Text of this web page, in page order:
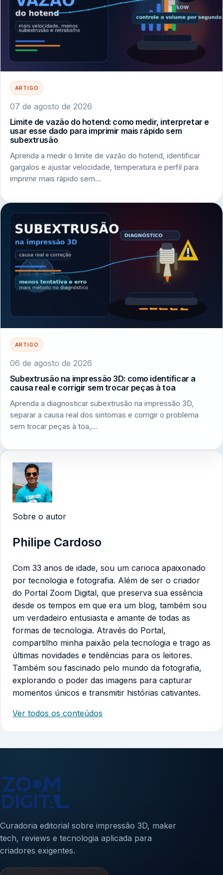
ARTIGO
07 de agosto de 2026
Limite de vazão do hotend: como medir, interpretar e
usar esse dado para imprimir mais rápido sem
subextrusão
Aprenda a medir o limite de vazão do hotend, identificar
gargalos e ajustar velocidade, temperatura e perfil para
imprimir mais rápido sem…
ARTIGO
06 de agosto de 2026
Subextrusão na impressão 3D: como identificar a
causa real e corrigir sem trocar peças à toa
Aprenda a diagnosticar subextrusão na impressão 3D,
separar a causa real dos sintomas e corrigir o problema
sem trocar peças à toa,…
Sobre o autor
Philipe Cardoso
Com 33 anos de idade, sou um carioca apaixonado
por tecnologia e fotografia. Além de ser o criador
do Portal Zoom Digital, que preserva sua essência
desde os tempos em que era um blog, também sou
um verdadeiro entusiasta e amante de todas as
formas de tecnologia. Através do Portal,
compartilho minha paixão pela tecnologia e trago as
últimas novidades e tendências para os leitores.
Também sou fascinado pelo mundo da fotografia,
explorando o poder das imagens para capturar
momentos únicos e transmitir histórias cativantes.
Ver todos os conteúdos
Curadoria editorial sobre impressão 3D, maker
tech, reviews e tecnologia aplicada para
criadores exigentes.